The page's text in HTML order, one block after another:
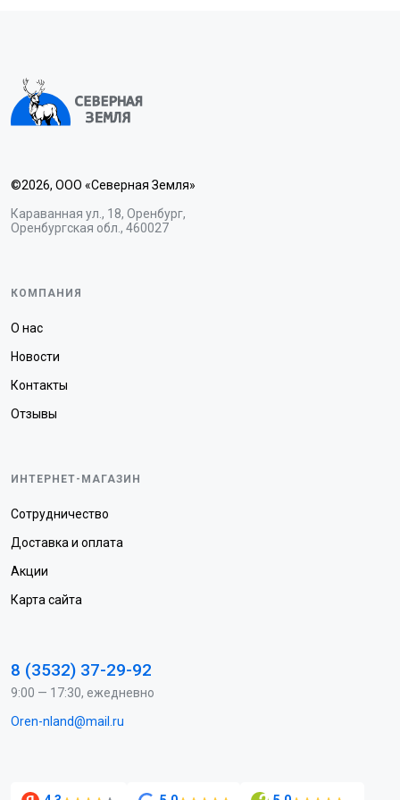
©2026, ООО «Северная Земля»
Караванная ул., 18, Оренбург,
Оренбургская обл., 460027
КОМПАНИЯ
О нас
Новости
Контакты
Отзывы
ИНТЕРНЕТ-МАГАЗИН
Сотрудничество
Доставка и оплата
Акции
Карта сайта
8 (3532) 37-29-92
9:00 — 17:30, ежедневно
Oren-nland@mail.ru